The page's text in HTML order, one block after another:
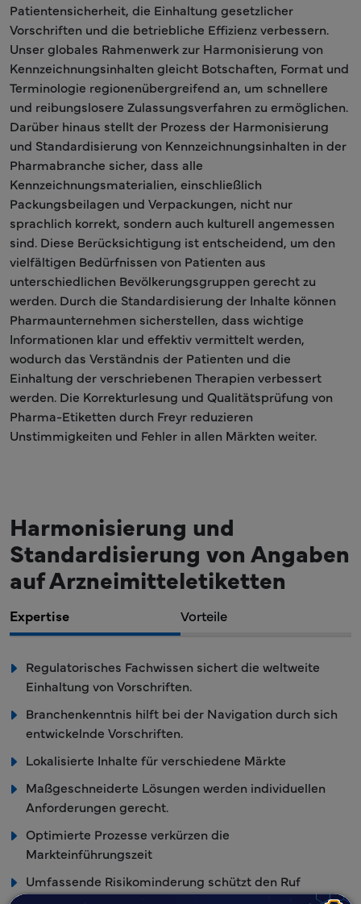
Patientensicherheit, die Einhaltung gesetzlicher
Vorschriften und die betriebliche Effizienz verbessern.
Unser globales Rahmenwerk zur Harmonisierung von
Kennzeichnungsinhalten gleicht Botschaften, Format und
Terminologie regionenübergreifend an, um schnellere
und reibungslosere Zulassungsverfahren zu ermöglichen.
Darüber hinaus stellt der Prozess der Harmonisierung
und Standardisierung von Kennzeichnungsinhalten in der
Pharmabranche sicher, dass alle
Kennzeichnungsmaterialien, einschließlich
Packungsbeilagen und Verpackungen, nicht nur
sprachlich korrekt, sondern auch kulturell angemessen
sind. Diese Berücksichtigung ist entscheidend, um den
vielfältigen Bedürfnissen von Patienten aus
unterschiedlichen Bevölkerungsgruppen gerecht zu
werden. Durch die Standardisierung der Inhalte können
Pharmaunternehmen sicherstellen, dass wichtige
Informationen klar und effektiv vermittelt werden,
wodurch das Verständnis der Patienten und die
Einhaltung der verschriebenen Therapien verbessert
werden. Die Korrekturlesung und Qualitätsprüfung von
Pharma-Etiketten durch Freyr reduzieren
Unstimmigkeiten und Fehler in allen Märkten weiter.
Harmonisierung und
Standardisierung von Angaben
auf Arzneimitteletiketten
Expertise Vorteile
Regulatorisches Fachwissen sichert die weltweite
Einhaltung von Vorschriften.
Branchenkenntnis hilft bei der Navigation durch sich
entwickelnde Vorschriften.
Lokalisierte Inhalte für verschiedene Märkte
Maßgeschneiderte Lösungen werden individuellen
Anforderungen gerecht.
Optimierte Prozesse verkürzen die
Markteinführungszeit
Umfassende Risikominderung schützt den Ruf